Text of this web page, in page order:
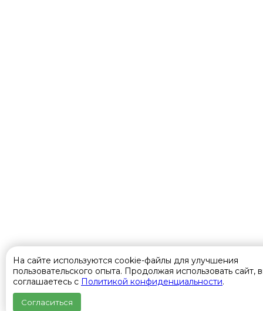
На сайте используются cookie-файлы для улучшения
пользовательского опыта. Продолжая использовать сайт,
соглашаетесь с Политикой конфиденциальности.
Согласиться